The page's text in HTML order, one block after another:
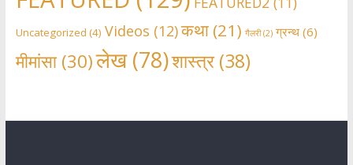
Uncategorized (4) Videos (12)कथा(21) गैलरी(2) ग्रन्थ(6)
मीमांसा(30)लेख(78)शास्त्र(38)